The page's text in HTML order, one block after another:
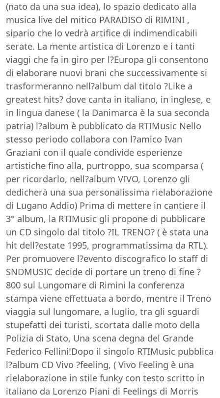
(nato da una sua idea), lo spazio dedicato alla
musica live del mitico PARADISO di RIMINI ,
sipario che lo vedrà artifice di indimendicabili
serate. La mente artistica di Lorenzo e i tanti
viaggi che fa in giro per l?Europa gli consentono
di elaborare nuovi brani che successivamente si
trasformeranno nell?album dal titolo ?Like a
greatest hits? dove canta in italiano, in inglese, e
in lingua danese ( la Danimarca è la sua seconda
patria) l?album è pubblicato da RTIMusic Nello
stesso periodo collabora con l?amico Ivan
Graziani con il quale condivide esperienze
artistiche fino alla, purtroppo, sua scomparsa (
per ricordarlo, nell?album VIVO, Lorenzo gli
dedicherà una sua personalissima rielaborazione
di Lugano Addio) Prima di mettere in cantiere il
3° album, la RTIMusic gli propone di pubblicare
un CD singolo dal titolo ?IL TRENO? ( è stata una
hit dell?estate 1995, programmatissima da RTL).
Per promuovere l?evento discografico lo staff di
SNDMUSIC decide di portare un treno di fine ?
800 sul Lungomare di Rimini la conferenza
stampa viene effettuata a bordo, mentre il Treno
viaggia sul lungomare, a luglio, tra gli sguardi
stupefatti dei turisti, scortata dalle moto della
Polizia di Stato, Una scena degna del Grande
Federico Fellini!Dopo il singolo RTIMusic pubblica
l?album CD Vivo ?feeling, ( Vivo Feeling è una
rielaborazione in stile funky con testo scritto in
italiano da Lorenzo Piani di Feelings di Morris